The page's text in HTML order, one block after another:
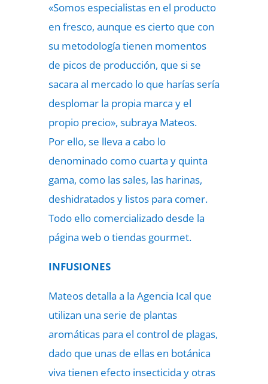
«Somos especialistas en el producto
en fresco, aunque es cierto que con
su metodología tienen momentos
de picos de producción, que si se
sacara al mercado lo que harías sería
desplomar la propia marca y el
propio precio», subraya Mateos.
Por ello, se lleva a cabo lo
denominado como cuarta y quinta
gama, como las sales, las harinas,
deshidratados y listos para comer.
Todo ello comercializado desde la
página web o tiendas gourmet.
INFUSIONES
Mateos detalla a la Agencia Ical que
utilizan una serie de plantas
aromáticas para el control de plagas,
dado que unas de ellas en botánica
viva tienen efecto insecticida y otras